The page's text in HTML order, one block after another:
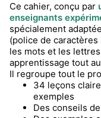
Ce cahier, conçu par
enseignants
spécialement
(police de caractères
les mots et les
apprentissage tout
Il regroupe tout le
34 leçons
exemples
Des conseils